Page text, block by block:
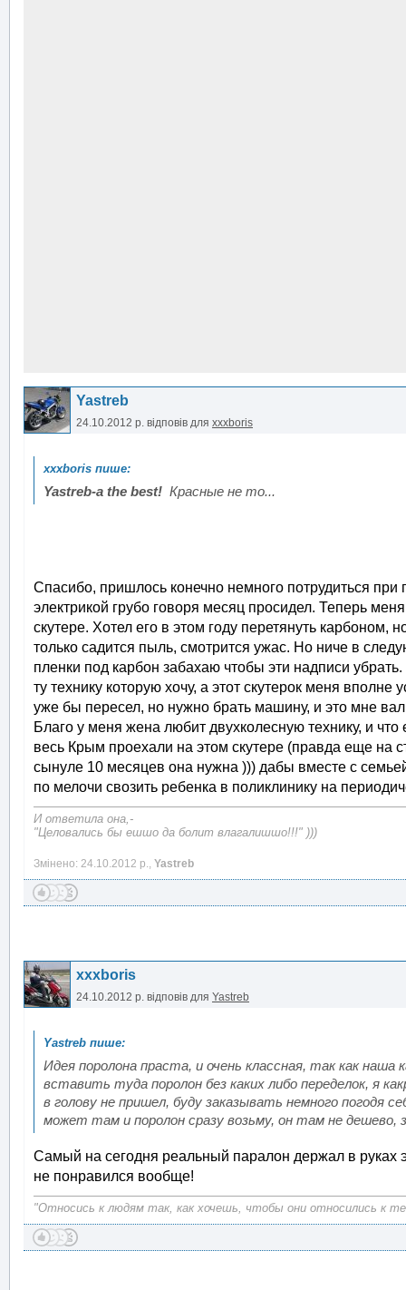
Yastreb
24.10.2012 р. відповів для xxxboris
Yastreb-а the best! Красные не то...
Спасибо, пришлось конечно немного потрудиться
электрикой грубо говоря месяц просидел. Теперь
скутере. Хотел его в этом году перетянуть
только садится пыль, смотрится ужас. Но ниче в
пленки под карбон забахаю чтобы эти надписи
ту технику которую хочу, а этот скутерок меня
уже бы пересел, но нужно брать машину, и это мне
Благо у меня жена любит двухколесную технику, и
весь Крым проехали на этом скутере (правда еще
сынуле 10 месяцев она нужна ))) дабы вместе с
по мелочи свозить ребенка в поликлинику на
И ответила она,-
"Целовались бы ешшо да болит влагалишшо!!!" )))
Змінено: 24.10.2012 р., Yastreb
xxxboris
24.10.2012 р. відповів для Yastreb
Идея поролона праста, и очень классная, так как
вставить туда поролон без каких либо переделок, я
в голову не пришел, буду заказывать немного погодя
может там и поролон сразу возьму, он там не дешево,
Самый на сегодня реальный паралон держал в руках
не понравился вообще!
"Относись к людям так, как хочешь, чтобы они относились к